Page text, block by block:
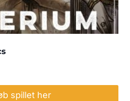
spillet her